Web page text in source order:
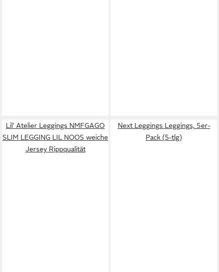
Lil' Atelier Leggings NMFGAGO
SLIM LEGGING LIL NOOS weiche
Jersey Rippqualität
Next Leggings Leggings, 5er-
Pack (5-tlg)